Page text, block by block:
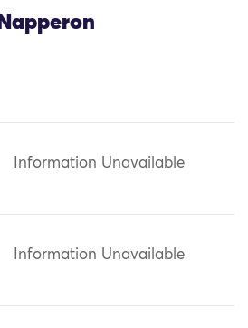
Napperon
Information Unavailable
Information Unavailable